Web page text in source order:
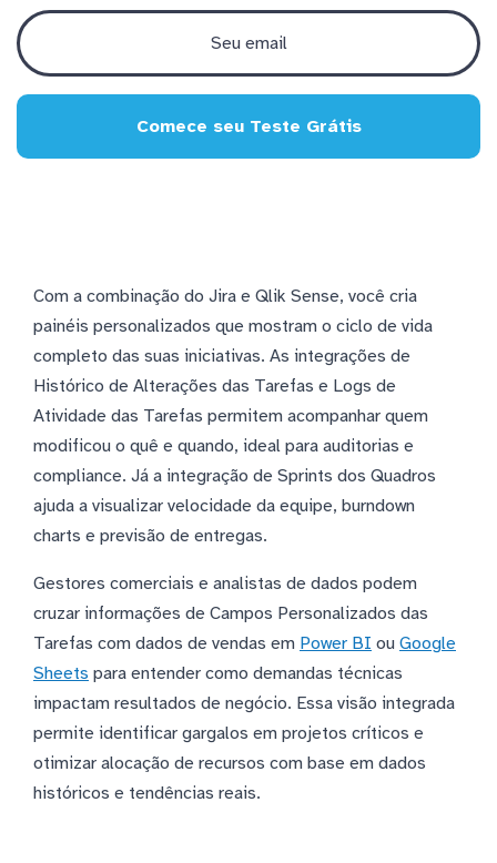
Comece seu Teste Grátis
Com a combinação do Jira e Qlik Sense, você cria
painéis personalizados que mostram o ciclo de vida
completo das suas iniciativas. As integrações de
Histórico de Alterações das Tarefas e Logs de
Atividade das Tarefas permitem acompanhar quem
modificou o quê e quando, ideal para auditorias e
compliance. Já a integração de Sprints dos Quadros
ajuda a visualizar velocidade da equipe, burndown
charts e previsão de entregas.
Gestores comerciais e analistas de dados podem
cruzar informações de Campos Personalizados das
Tarefas com dados de vendas em Power BI ou Google
Sheets para entender como demandas técnicas
impactam resultados de negócio. Essa visão integrada
permite identificar gargalos em projetos críticos e
otimizar alocação de recursos com base em dados
históricos e tendências reais.